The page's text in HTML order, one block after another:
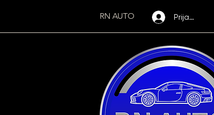
RN AUTO Prijava